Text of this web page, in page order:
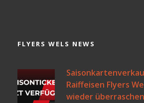
FLYERS WELS NEWS
Raiffeisen Flyers
wieder überraschen